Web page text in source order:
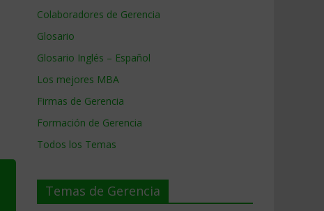
Colaboradores de Gerencia
Glosario
Glosario Inglés – Español
Los mejores MBA
Firmas de Gerencia
Formación de Gerencia
Todos los Temas
Temas de Gerencia